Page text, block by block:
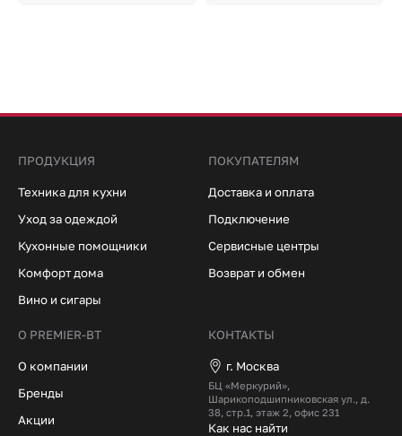
ПРОДУКЦИЯ
Техника для кухни
Уход за одеждой
Кухонные помощники
Комфорт дома
Вино и сигары
ПОКУПАТЕЛЯМ
Доставка и оплата
Подключение
Сервисные центры
Возврат и обмен
О PREMIER-BT
О компании
Бренды
Акции
КОНТАКТЫ
г. Москва
БЦ «Меркурий»,
Шарикоподшипниковская ул., д.
38, стр.1, этаж 2, офис 231
Как нас найти